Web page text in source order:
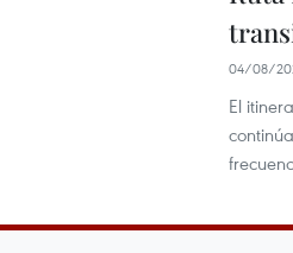
04/08/
El